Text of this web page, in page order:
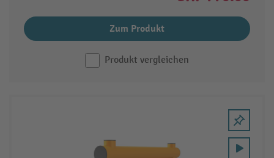
Zum Produkt
Produkt vergleichen